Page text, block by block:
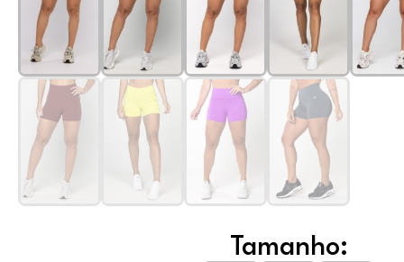
Tamanho: